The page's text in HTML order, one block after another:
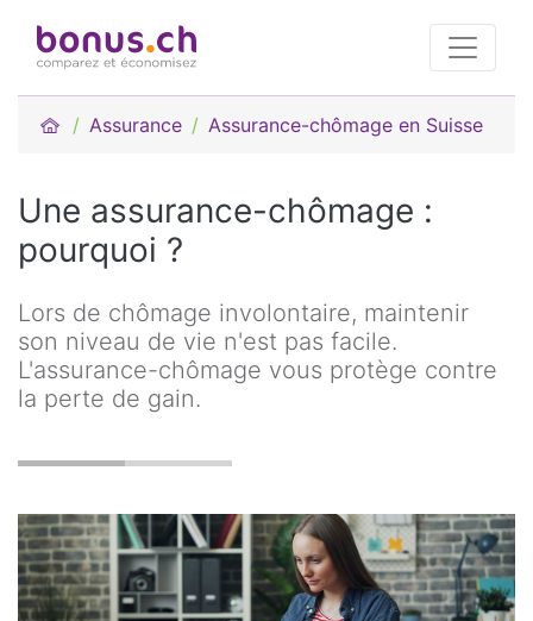
Assurance Assurance-chômage en Suisse
Une assurance-chômage :
pourquoi ?
Lors de chômage involontaire, maintenir
son niveau de vie n'est pas facile.
L'assurance-chômage vous protège contre
la perte de gain.